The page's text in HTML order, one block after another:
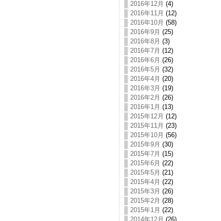
2016年12月 (4)
2016年11月 (12)
2016年10月 (58)
2016年9月 (25)
2016年8月 (3)
2016年7月 (12)
2016年6月 (26)
2016年5月 (32)
2016年4月 (20)
2016年3月 (19)
2016年2月 (26)
2016年1月 (13)
2015年12月 (12)
2015年11月 (23)
2015年10月 (56)
2015年9月 (30)
2015年7月 (15)
2015年6月 (22)
2015年5月 (21)
2015年4月 (22)
2015年3月 (26)
2015年2月 (28)
2015年1月 (22)
2014年12月 (26)